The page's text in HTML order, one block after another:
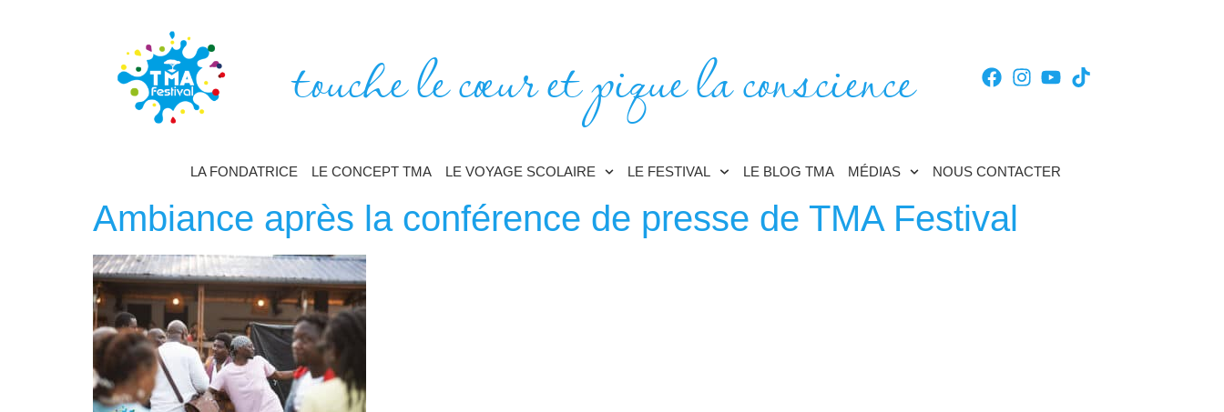
touche le cœur et pique la conscience
LA FONDATRICE LE CONCEPT TMA LE VOYAGE SCOLAIRE LE FESTIVAL LE BLOG TMA MÉDIAS NOUS CONTACTER
Ambiance après la conférence de presse de TMA Festival